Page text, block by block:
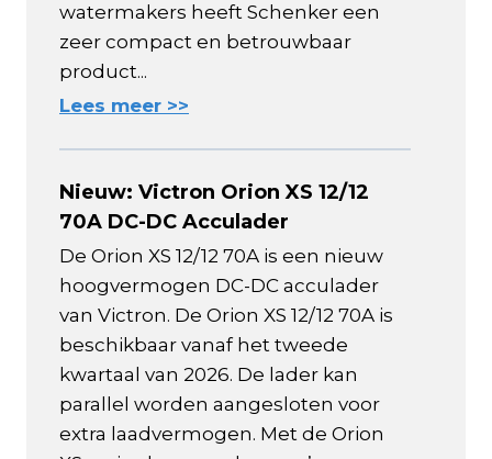
watermakers heeft Schenker een
zeer compact en betrouwbaar
product...
Lees meer >>
Nieuw: Victron Orion XS 12/12
70A DC-DC Acculader
De Orion XS 12/12 70A is een nieuw
hoogvermogen DC-DC acculader
van Victron. De Orion XS 12/12 70A is
beschikbaar vanaf het tweede
kwartaal van 2026. De lader kan
parallel worden aangesloten voor
extra laadvermogen. Met de Orion